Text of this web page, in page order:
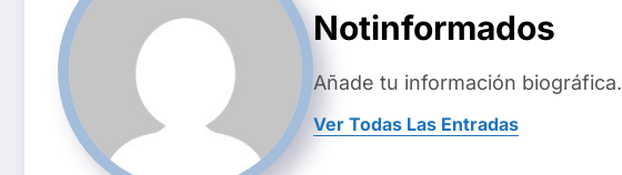
Notinformados
Añade tu información biográfica.
Ver Todas Las Entradas